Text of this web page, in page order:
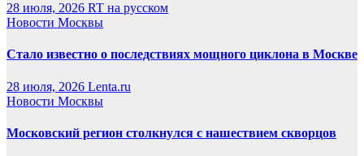
28 июля, 2026 RT на русском
Новости Москвы
Стало известно о последствиях мощного циклона в Москве
28 июля, 2026 Lenta.ru
Новости Москвы
Московский регион столкнулся с нашествием скворцов